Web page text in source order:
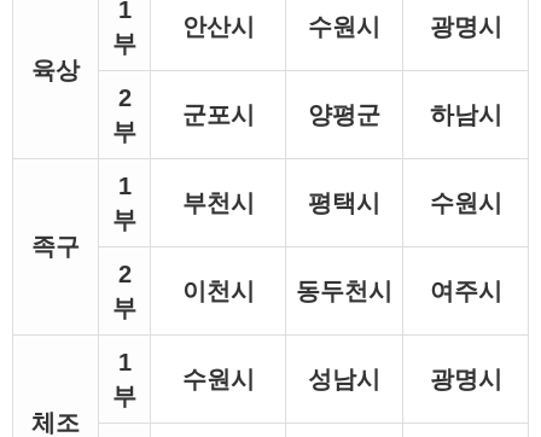
육상
1
부
안산시 수원시 광명시
2
부
군포시 양평군 하남시
족구
1
부
부천시 평택시 수원시
2
부
이천시 동두천시 여주시
체조
1
부
수원시 성남시 광명시